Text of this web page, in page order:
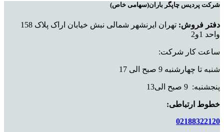
شرکت پردیس چاپگر باران(سهامی خاص)
دفتر فروش:
تهران ایرنشهر شمالی نبش خیابان اراک پلاک 158
واحد 1و2
ساعت کار شرکت:
شنبه تا چهارشنبه 9 صبح الی 17
پنجشنبه: 9 صبح الی13
خطوط ارتباطی:
02188322120